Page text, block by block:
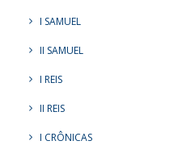
I SAMUEL
II SAMUEL
I REIS
II REIS
I CRÔNICAS